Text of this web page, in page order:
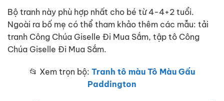
Bộ tranh này phù hợp nhất cho bé từ 4-4+2 tuổi.
Ngoài ra bố mẹ có thể tham khảo thêm các mẫu: tải
tranh Công Chúa Giselle Đi Mua Sắm, tập tô Công
Chúa Giselle Đi Mua Sắm.
📂 Xem trọn bộ: Tranh tô màu Tô Màu Gấu
Paddington